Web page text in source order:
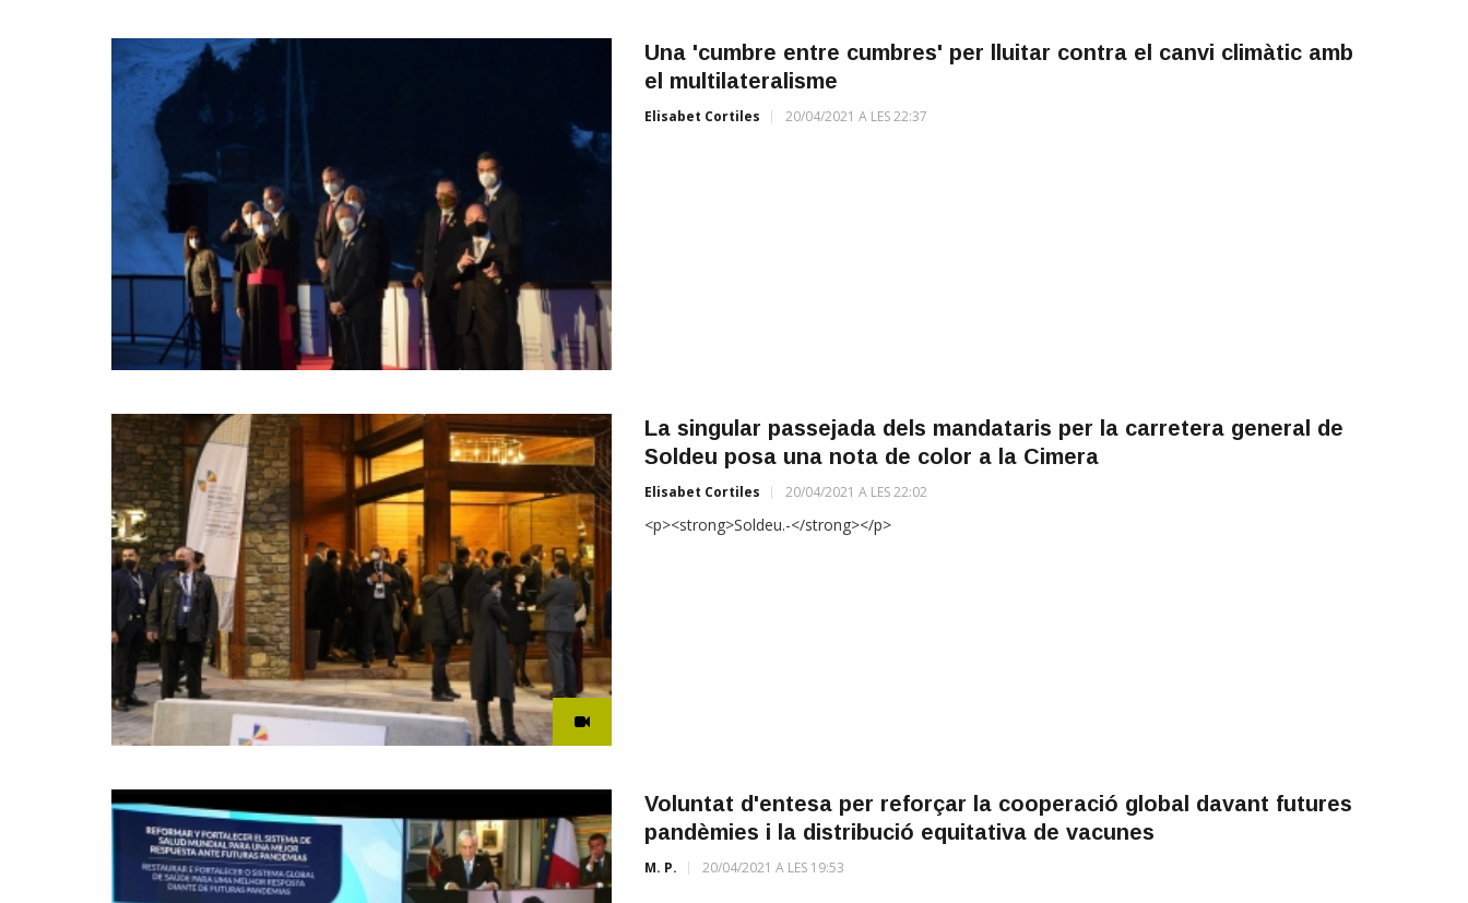
Una 'cumbre entre cumbres' per lluitar contra el canvi climàtic amb
el multilateralisme
Elisabet Cortiles 20/04/2021 A LES 22:37
La singular passejada dels mandataris per la carretera general de
Soldeu posa una nota de color a la Cimera
Elisabet Cortiles 20/04/2021 A LES 22:02
<p><strong>Soldeu.-</strong></p>
Voluntat d'entesa per reforçar la cooperació global davant futures
pandèmies i la distribució equitativa de vacunes
M. P. 20/04/2021 A LES 19:53